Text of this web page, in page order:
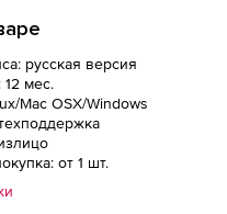
русская версия
мес.
Mac OSX/Windows
от 1 шт.